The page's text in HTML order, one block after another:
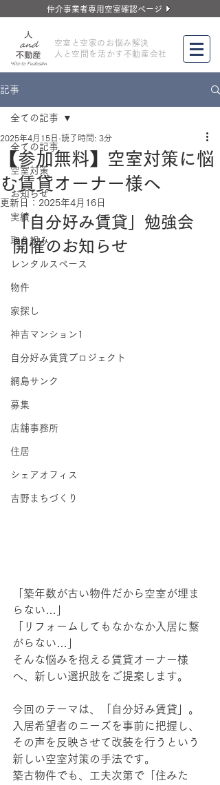
仲介事業者専用空室確認ページ
​空室と空家のお悩み解決
人と空間を活かす不動産会社
記事
全ての記事
空室対策
お知らせ
実績
取り組み
レンタルスペース
物件
家探し
神吉マンション1
自分好み賃貸プロジェクト
網島サンク
募集
店舗事務所
住居
シェアオフィス
吉野まちづくり
全ての記事
【参加無料】空室対策に悩
む賃貸オーナー様へ
2025年4月15日 読了時間: 3分
更新日： 2025年4月16日
「自分好み賃貸」勉強会
開催のお知らせ
「築年数が古い物件だから空室が埋ま
らない…」
「リフォームしてもなかなか入居に繋
がらない…」
そんな悩みを抱える賃貸オーナー様
へ、新しい選択肢をご提案します。
今回のテーマは、「自分好み賃貸」。
入居希望者のニーズを事前に把握し、
その声を反映させて改装を行うという
新しい空室対策の手法です。
築古物件でも、工夫次第で「住みた